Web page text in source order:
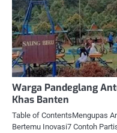
Warga Pandeglang
Khas Banten
Table of ContentsMengupas
Bertemu Inovasi7 Contoh